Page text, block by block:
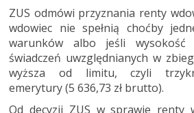
ZUS odmówi przyznania renty
wdowiec nie spełnią choćby
warunków albo jeśli wysokość
świadczeń uwzględnianych w
wyższa od limitu, czyli
emerytury (5 636,73 zł brutto).
Od decyzji ZUS w sprawie renty